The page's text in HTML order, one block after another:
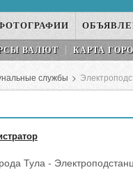
ВАЛЮТ КАРТА
службы >
Тула -